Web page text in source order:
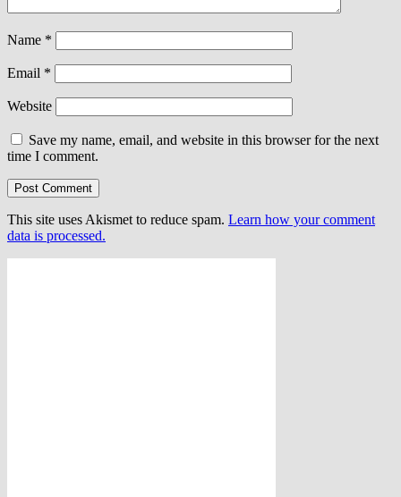
Name *
Email *
Website
Save my name, email, and website in this browser for the next
time I comment.
This site uses Akismet to reduce spam. Learn how your comment
data is processed.